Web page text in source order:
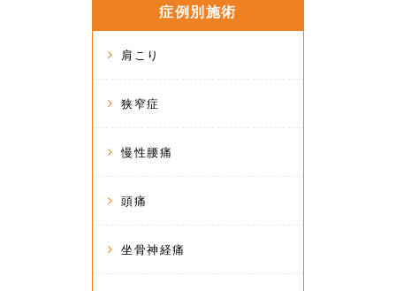
症例別施術
肩こり
狭窄症
慢性腰痛
頭痛
坐骨神経痛